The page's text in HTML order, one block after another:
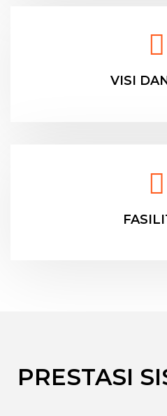
VISI
PRESTASI